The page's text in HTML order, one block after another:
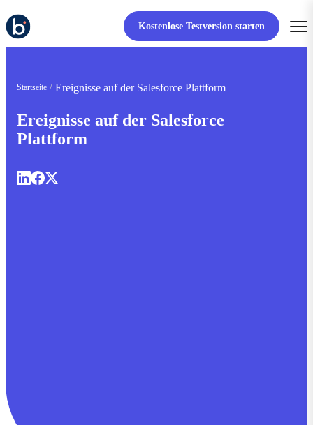
Kostenlose Testversion starten
Startseite Ereignisse auf der Salesforce Plattform
Ereignisse auf der Salesforce
Plattform